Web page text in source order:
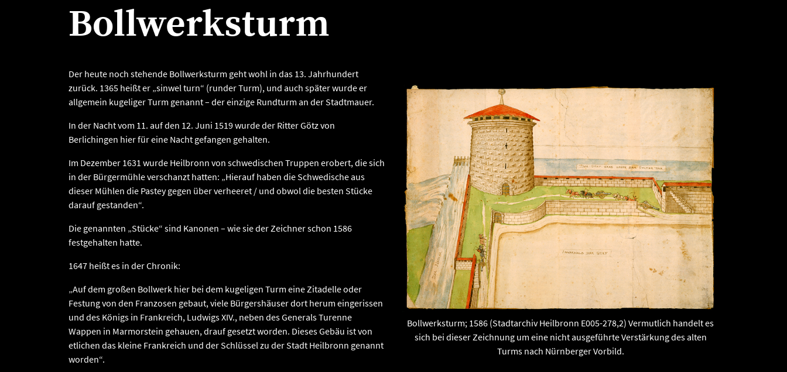
Bollwerksturm
Der heute noch stehende Bollwerksturm geht wohl in das 13. Jahrhundert
zurück. 1365 heißt er „sinwel turn“ (runder Turm), und auch später wurde er
allgemein kugeliger Turm genannt – der einzige Rundturm an der Stadtmauer.
In der Nacht vom 11. auf den 12. Juni 1519 wurde der Ritter Götz von
Berlichingen hier für eine Nacht gefangen gehalten.
Im Dezember 1631 wurde Heilbronn von schwedischen Truppen erobert, die sich
in der Bürgermühle verschanzt hatten: „Hierauf haben die Schwedische aus
dieser Mühlen die Pastey gegen über verheeret / und obwol die besten Stücke
darauf gestanden“.
Die genannten „Stücke“ sind Kanonen – wie sie der Zeichner schon 1586
festgehalten hatte.
1647 heißt es in der Chronik:
„Auf dem großen Bollwerk hier bei dem kugeligen Turm eine Zitadelle oder
Festung von den Franzosen gebaut, viele Bürgershäuser dort herum eingerissen
und des Königs in Frankreich, Ludwigs XIV., neben des Generals Turenne
Wappen in Marmorstein gehauen, drauf gesetzt worden. Dieses Gebäu ist von
etlichen das kleine Frankreich und der Schlüssel zu der Stadt Heilbronn genannt
worden“.
Bollwerksturm; 1586 (Stadtarchiv Heilbronn E005-278,2) Vermutlich handelt es
sich bei dieser Zeichnung um eine nicht ausgeführte Verstärkung des alten
Turms nach Nürnberger Vorbild.